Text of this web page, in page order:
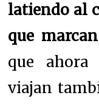
latiendo al
que
que ahora
viajan